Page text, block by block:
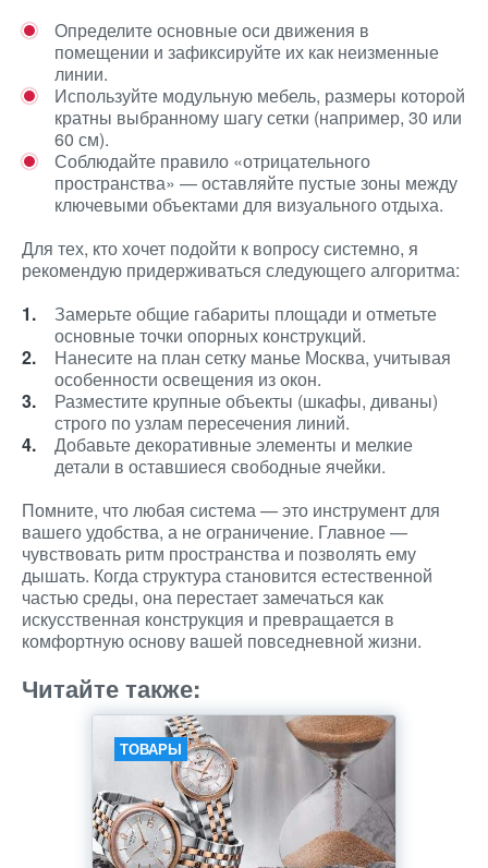
Определите основные оси движения в
помещении и зафиксируйте их как неизменные
линии.
Используйте модульную мебель, размеры которой
кратны выбранному шагу сетки (например, 30 или
60 см).
Соблюдайте правило «отрицательного
пространства» — оставляйте пустые зоны между
ключевыми объектами для визуального отдыха.
Для тех, кто хочет подойти к вопросу системно, я
рекомендую придерживаться следующего алгоритма:
Замерьте общие габариты площади и отметьте
основные точки опорных конструкций.
Нанесите на план сетку манье Москва, учитывая
особенности освещения из окон.
Разместите крупные объекты (шкафы, диваны)
строго по узлам пересечения линий.
Добавьте декоративные элементы и мелкие
детали в оставшиеся свободные ячейки.
Помните, что любая система — это инструмент для
вашего удобства, а не ограничение. Главное —
чувствовать ритм пространства и позволять ему
дышать. Когда структура становится естественной
частью среды, она перестает замечаться как
искусственная конструкция и превращается в
комфортную основу вашей повседневной жизни.
Читайте также:
ТОВАРЫ